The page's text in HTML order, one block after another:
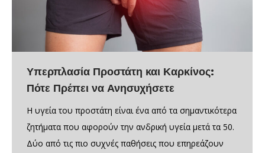
Υπερπλασία Προστάτη και Καρκίνος:
Πότε Πρέπει να Ανησυχήσετε
Η υγεία του προστάτη είναι ένα από τα σημαντικότερα
ζητήματα που αφορούν την ανδρική υγεία μετά τα 50.
Δύο από τις πιο συχνές παθήσεις που επηρεάζουν